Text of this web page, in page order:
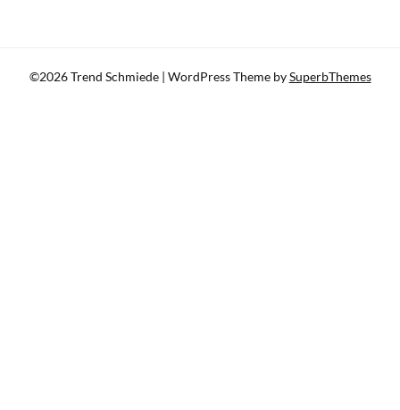
©2026 Trend Schmiede | WordPress Theme bySuperbThemes